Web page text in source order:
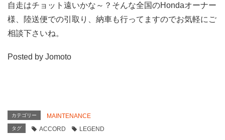
自走はチョット遠いかな～？そんな全国のHondaオーナー
様、陸送便での引取り、納車も行ってますのでお気軽にご
相談下さいね。
Posted by Jomoto
カテゴリー MAINTENANCE
タグ ACCORD LEGEND